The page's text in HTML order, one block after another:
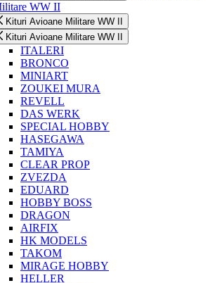
WW II
Kituri Avioane Militare WW II
Kituri Avioane Militare WW II
ITALERI
BRONCO
MINIART
ZOUKEI MURA
REVELL
DAS WERK
SPECIAL HOBBY
HASEGAWA
TAMIYA
CLEAR PROP
ZVEZDA
EDUARD
HOBBY BOSS
DRAGON
AIRFIX
HK MODELS
TAKOM
MIRAGE HOBBY
HELLER